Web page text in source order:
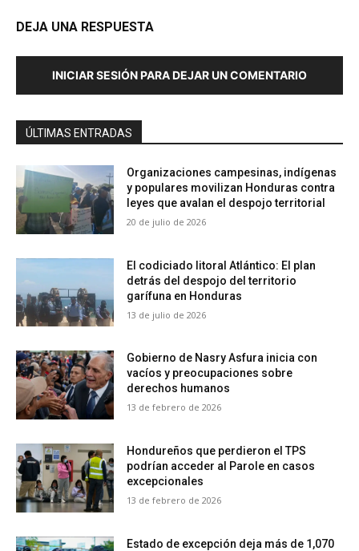
DEJA UNA RESPUESTA
INICIAR SESIÓN PARA DEJAR UN COMENTARIO
ÚLTIMAS ENTRADAS
Organizaciones campesinas, indígenas
y populares movilizan Honduras contra
leyes que avalan el despojo territorial
20 de julio de 2026
El codiciado litoral Atlántico: El plan
detrás del despojo del territorio
garífuna en Honduras
13 de julio de 2026
Gobierno de Nasry Asfura inicia con
vacíos y preocupaciones sobre
derechos humanos
13 de febrero de 2026
Hondureños que perdieron el TPS
podrían acceder al Parole en casos
excepcionales
13 de febrero de 2026
Estado de excepción deja más de 1,070